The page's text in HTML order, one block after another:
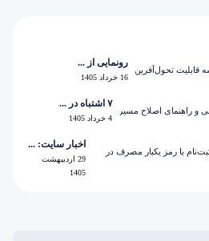
رونمایی از ...
16 خرداد 1405
۷ اشتباه در ...
4 خرداد 1405
اخبار سایت: ...
29 اردیبهشت
1405